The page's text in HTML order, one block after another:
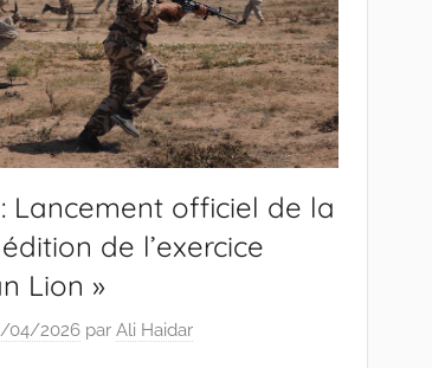
Lancement officiel de la
de l’exercice
Lion »
04/2026 parAli Haidar